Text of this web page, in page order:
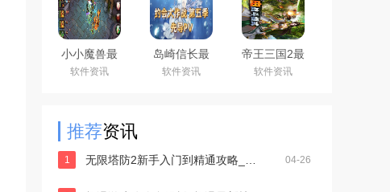
小小魔兽最
全游戏攻略
解说_小小魔
软件资讯
岛崎信长最
全游戏攻略
解说_岛崎信
软件资讯
帝王三国2最
全游戏攻略
解说_帝王三
软件资讯
推荐资讯
1 04-26